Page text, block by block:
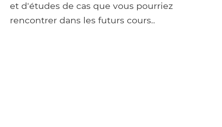
et d'études de cas que vous pourriez
rencontrer dans les futurs cours..